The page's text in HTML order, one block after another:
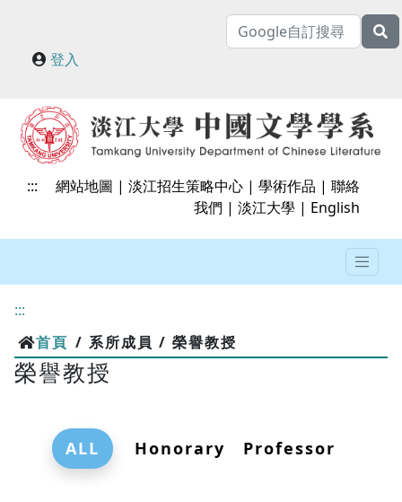
登入
::: 網站地圖 |淡江招生策略中心 |學術作品 |聯絡
我們 |淡江大學 | English
:::
首頁 / 系所成員 / 榮譽教授
榮譽教授
ALL Honorary Professor